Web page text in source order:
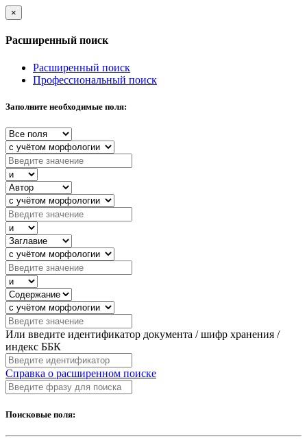
×
Расширенный поиск
Расширенный поиск
Профессиональный поиск
Заполните необходимые поля:
Или введите идентификатор документа / шифр хранения /
индекс ББК
Справка о расширенном поиске
Поисковые поля: